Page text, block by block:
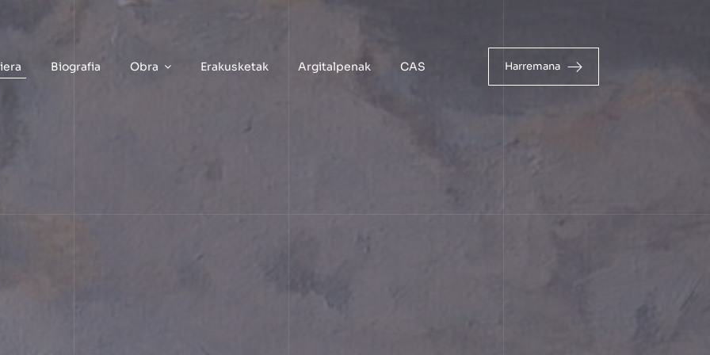
Biografia Obra Erakusketak Argitalpenak CAS Harremana